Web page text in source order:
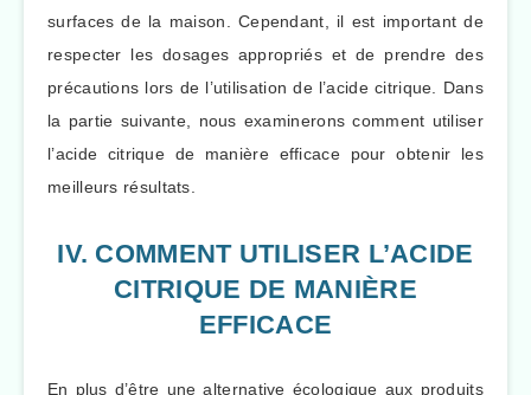
surfaces de la maison. Cependant, il est important de
respecter les dosages appropriés et de prendre des
précautions lors de l’utilisation de l’acide citrique. Dans
la partie suivante, nous examinerons comment utiliser
l’acide citrique de manière efficace pour obtenir les
meilleurs résultats.
IV. COMMENT UTILISER L’ACIDE
CITRIQUE DE MANIÈRE
EFFICACE
En plus d’être une alternative écologique aux produits